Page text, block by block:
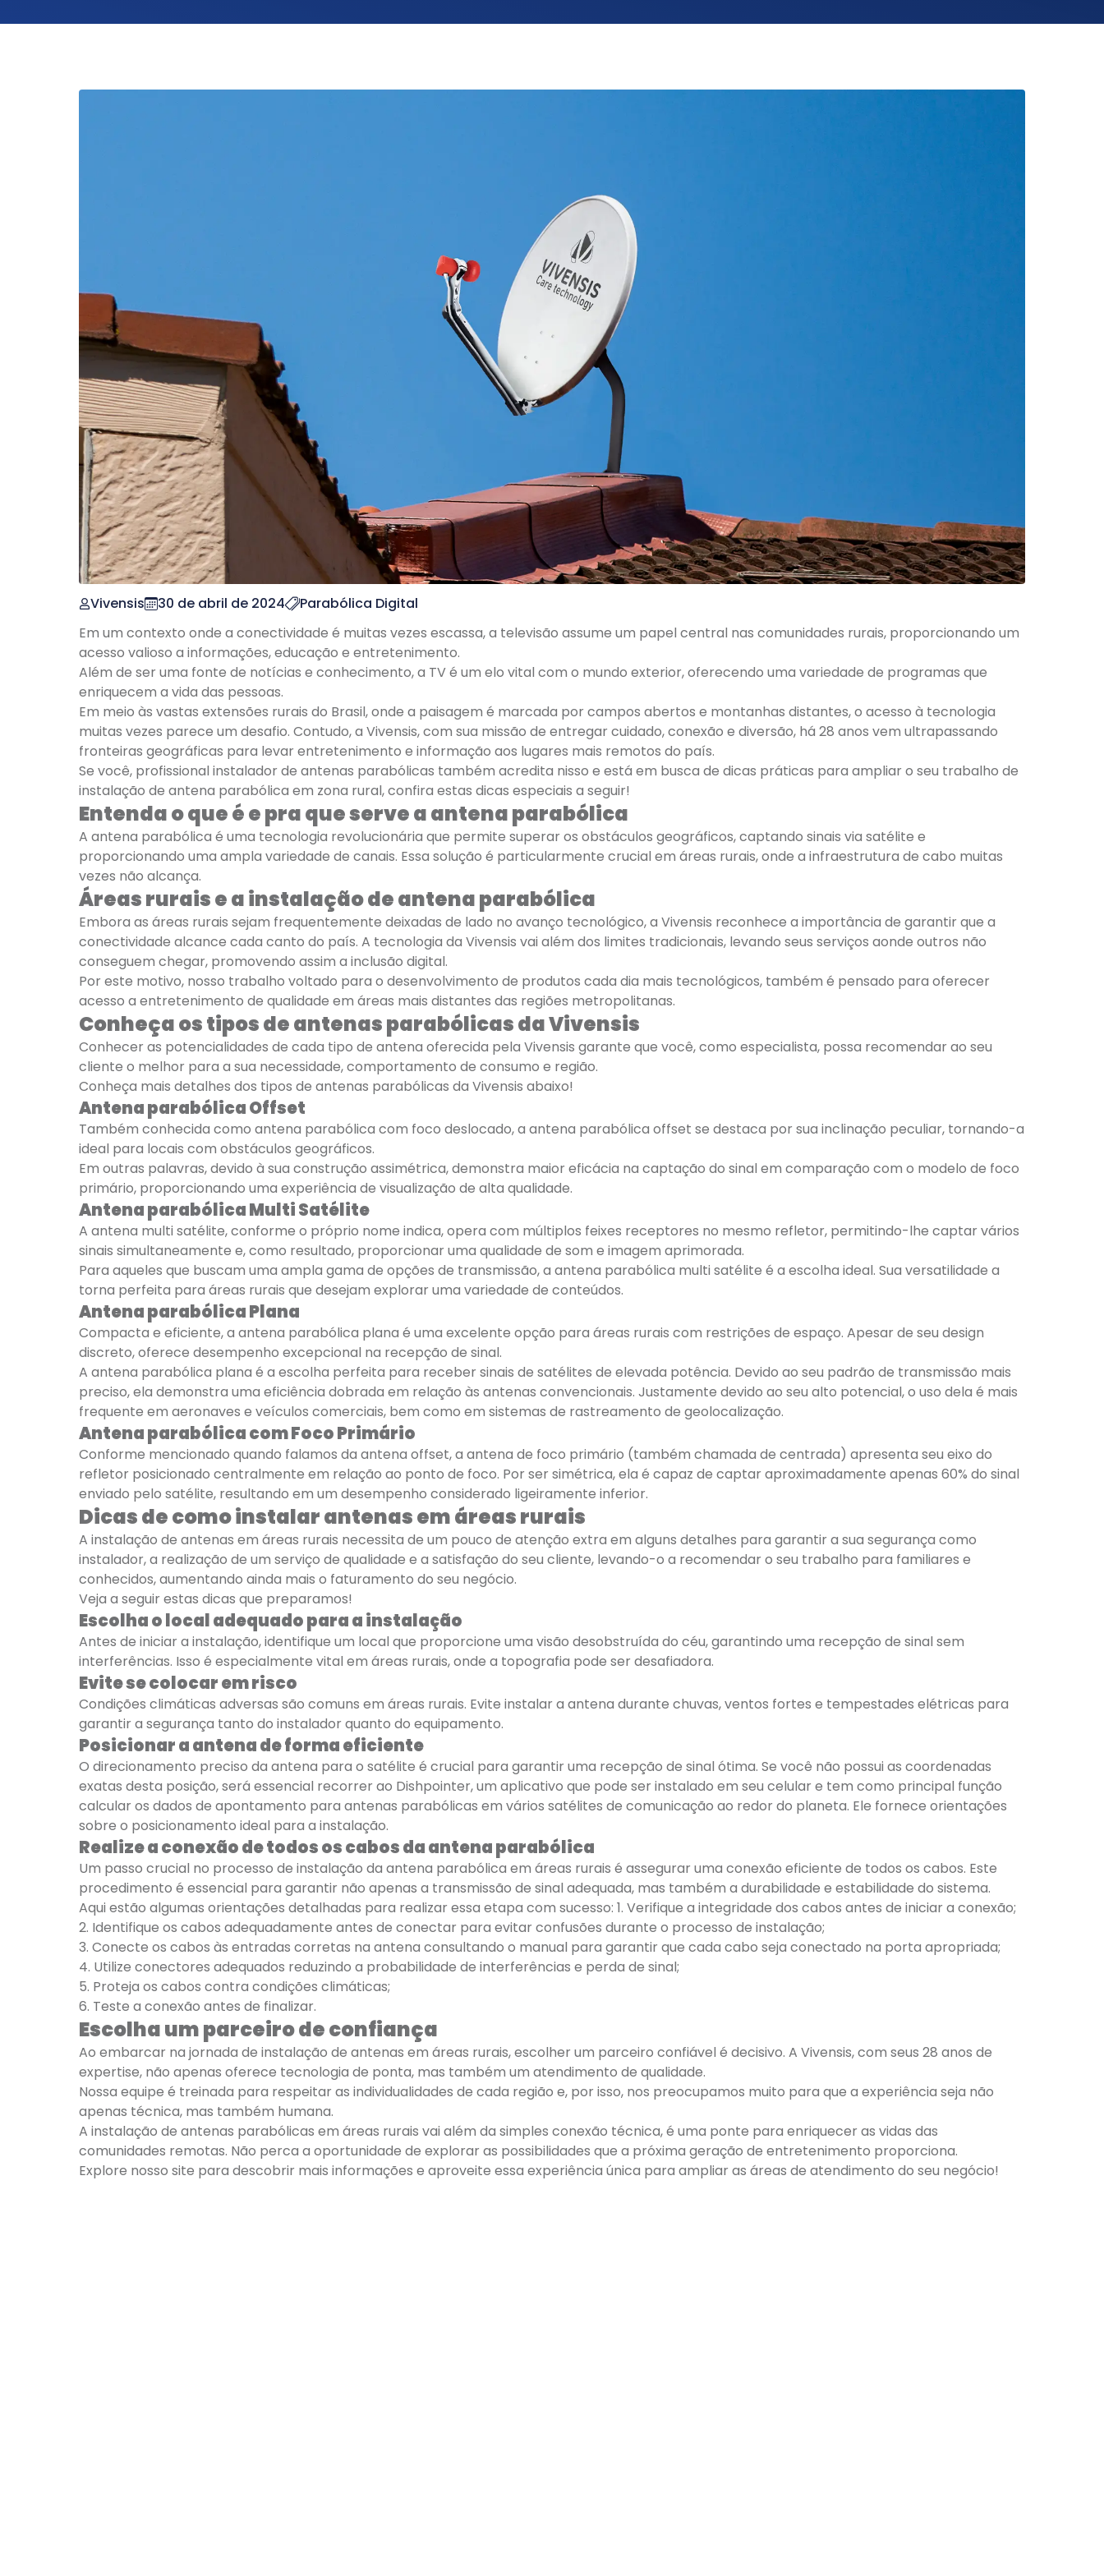
Vivensis 30 de abril de 2024
Parabólica Digital
Em um contexto onde a conectividade é muitas vezes escassa, a televisão assume um papel central nas comunidades rurais, proporcionando um
acesso valioso a informações, educação e entretenimento.
Além de ser uma fonte de notícias e conhecimento, a TV é um elo vital com o mundo exterior, oferecendo uma variedade de programas que
enriquecem a vida das pessoas.
Em meio às vastas extensões rurais do Brasil, onde a paisagem é marcada por campos abertos e montanhas distantes, o acesso à tecnologia
muitas vezes parece um desafio. Contudo, a Vivensis, com sua missão de entregar cuidado, conexão e diversão, há 28 anos vem ultrapassando
fronteiras geográficas para levar entretenimento e informação aos lugares mais remotos do país.
Se você, profissional instalador de antenas parabólicas também acredita nisso e está em busca de dicas práticas para ampliar o seu trabalho de
instalação de antena parabólica em zona rural, confira estas dicas especiais a seguir!
Entenda o que é e pra que serve a antena parabólica
A antena parabólica é uma tecnologia revolucionária que permite superar os obstáculos geográficos, captando sinais via satélite e
proporcionando uma ampla variedade de canais. Essa solução é particularmente crucial em áreas rurais, onde a infraestrutura de cabo muitas
vezes não alcança.
Áreas rurais e a instalação de antena parabólica
Embora as áreas rurais sejam frequentemente deixadas de lado no avanço tecnológico, a Vivensis reconhece a importância de garantir que a
conectividade alcance cada canto do país. A tecnologia da Vivensis vai além dos limites tradicionais, levando seus serviços aonde outros não
conseguem chegar, promovendo assim a inclusão digital.
Por este motivo, nosso trabalho voltado para o desenvolvimento de produtos cada dia mais tecnológicos, também é pensado para oferecer
acesso a entretenimento de qualidade em áreas mais distantes das regiões metropolitanas.
Conheça os tipos de antenas parabólicas da Vivensis
Conhecer as potencialidades de cada tipo de antena oferecida pela Vivensis garante que você, como especialista, possa recomendar ao seu
cliente o melhor para a sua necessidade, comportamento de consumo e região.
Conheça mais detalhes dos tipos de antenas parabólicas da Vivensis abaixo!
Antena parabólica Offset
Também conhecida como antena parabólica com foco deslocado, a antena parabólica offset se destaca por sua inclinação peculiar, tornando-a
ideal para locais com obstáculos geográficos.
Em outras palavras, devido à sua construção assimétrica, demonstra maior eficácia na captação do sinal em comparação com o modelo de foco
primário, proporcionando uma experiência de visualização de alta qualidade.
Antena parabólica Multi Satélite
A antena multi satélite, conforme o próprio nome indica, opera com múltiplos feixes receptores no mesmo refletor, permitindo-lhe captar vários
sinais simultaneamente e, como resultado, proporcionar uma qualidade de som e imagem aprimorada.
Para aqueles que buscam uma ampla gama de opções de transmissão, a antena parabólica multi satélite é a escolha ideal. Sua versatilidade a
torna perfeita para áreas rurais que desejam explorar uma variedade de conteúdos.
Antena parabólica Plana
Compacta e eficiente, a antena parabólica plana é uma excelente opção para áreas rurais com restrições de espaço. Apesar de seu design
discreto, oferece desempenho excepcional na recepção de sinal.
A antena parabólica plana é a escolha perfeita para receber sinais de satélites de elevada potência. Devido ao seu padrão de transmissão mais
preciso, ela demonstra uma eficiência dobrada em relação às antenas convencionais. Justamente devido ao seu alto potencial, o uso dela é mais
frequente em aeronaves e veículos comerciais, bem como em sistemas de rastreamento de geolocalização.
Antena parabólica com Foco Primário
Conforme mencionado quando falamos da antena offset, a antena de foco primário (também chamada de centrada) apresenta seu eixo do
refletor posicionado centralmente em relação ao ponto de foco. Por ser simétrica, ela é capaz de captar aproximadamente apenas 60% do sinal
enviado pelo satélite, resultando em um desempenho considerado ligeiramente inferior.
Dicas de como instalar antenas em áreas rurais
A instalação de antenas em áreas rurais necessita de um pouco de atenção extra em alguns detalhes para garantir a sua segurança como
instalador, a realização de um serviço de qualidade e a satisfação do seu cliente, levando-o a recomendar o seu trabalho para familiares e
conhecidos, aumentando ainda mais o faturamento do seu negócio.
Veja a seguir estas dicas que preparamos!
Escolha o local adequado para a instalação
Antes de iniciar a instalação, identifique um local que proporcione uma visão desobstruída do céu, garantindo uma recepção de sinal sem
interferências. Isso é especialmente vital em áreas rurais, onde a topografia pode ser desafiadora.
Evite se colocar em risco
Condições climáticas adversas são comuns em áreas rurais. Evite instalar a antena durante chuvas, ventos fortes e tempestades elétricas para
garantir a segurança tanto do instalador quanto do equipamento.
Posicionar a antena de forma eficiente
O direcionamento preciso da antena para o satélite é crucial para garantir uma recepção de sinal ótima. Se você não possui as coordenadas
exatas desta posição, será essencial recorrer ao Dishpointer, um aplicativo que pode ser instalado em seu celular e tem como principal função
calcular os dados de apontamento para antenas parabólicas em vários satélites de comunicação ao redor do planeta. Ele fornece orientações
sobre o posicionamento ideal para a instalação.
Realize a conexão de todos os cabos da antena parabólica
Um passo crucial no processo de instalação da antena parabólica em áreas rurais é assegurar uma conexão eficiente de todos os cabos. Este
procedimento é essencial para garantir não apenas a transmissão de sinal adequada, mas também a durabilidade e estabilidade do sistema.
Aqui estão algumas orientações detalhadas para realizar essa etapa com sucesso: 1. Verifique a integridade dos cabos antes de iniciar a conexão;
2. Identifique os cabos adequadamente antes de conectar para evitar confusões durante o processo de instalação;
3. Conecte os cabos às entradas corretas na antena consultando o manual para garantir que cada cabo seja conectado na porta apropriada;
4. Utilize conectores adequados reduzindo a probabilidade de interferências e perda de sinal;
5. Proteja os cabos contra condições climáticas;
6. Teste a conexão antes de finalizar.
Escolha um parceiro de confiança
Ao embarcar na jornada de instalação de antenas em áreas rurais, escolher um parceiro confiável é decisivo. A Vivensis, com seus 28 anos de
expertise, não apenas oferece tecnologia de ponta, mas também um atendimento de qualidade.
Nossa equipe é treinada para respeitar as individualidades de cada região e, por isso, nos preocupamos muito para que a experiência seja não
apenas técnica, mas também humana.
A instalação de antenas parabólicas em áreas rurais vai além da simples conexão técnica, é uma ponte para enriquecer as vidas das
comunidades remotas. Não perca a oportunidade de explorar as possibilidades que a próxima geração de entretenimento proporciona.
Explore nosso site para descobrir mais informações e aproveite essa experiência única para ampliar as áreas de atendimento do seu negócio!